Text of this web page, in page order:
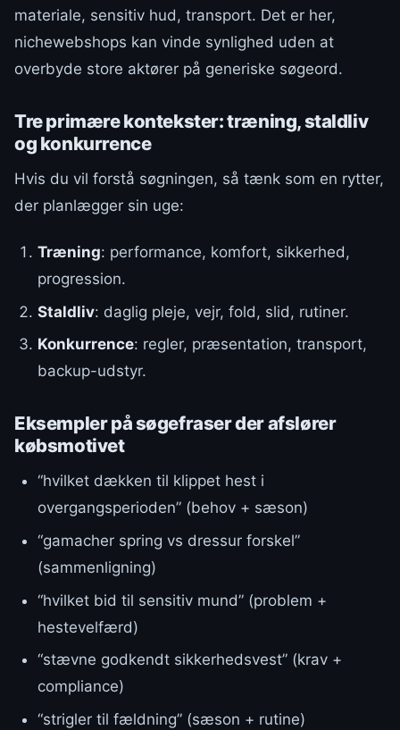
materiale, sensitiv hud, transport. Det er her,
nichewebshops kan vinde synlighed uden at
overbyde store aktører på generiske søgeord.
Tre primære kontekster: træning, staldliv
og konkurrence
Hvis du vil forstå søgningen, så tænk som en rytter,
der planlægger sin uge:
Træning: performance, komfort, sikkerhed,
progression.
Staldliv: daglig pleje, vejr, fold, slid, rutiner.
Konkurrence: regler, præsentation, transport,
backup-udstyr.
Eksempler på søgefraser der afslører
købsmotivet
“hvilket dækken til klippet hest i
overgangsperioden” (behov + sæson)
“gamacher spring vs dressur forskel”
(sammenligning)
“hvilket bid til sensitiv mund” (problem +
hestevelfærd)
“stævne godkendt sikkerhedsvest” (krav +
compliance)
“strigler til fældning” (sæson + rutine)